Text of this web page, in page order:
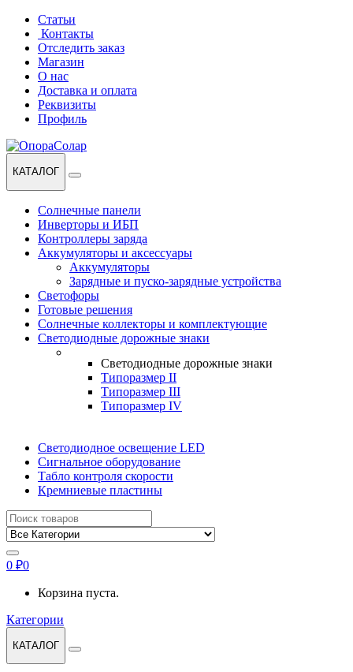
Перейти
навигации
Перейти
содержанию
Статьи
Контакты
Отследить заказ
Магазин
О нас
Доставка и оплата
Реквизиты
Профиль
КАТАЛОГ
Солнечные панели
Инверторы и ИБП
Контроллеры заряда
Аккумуляторы и аксессуары
Аккумуляторы
Зарядные и пуско-зарядные устройства
Светофоры
Готовые решения
Солнечные коллекторы и комплектующие
Светодиодные дорожные знаки
Светодиодные дорожные знаки
Типоразмер II
Типоразмер III
Типоразмер IV
Светодиодное освещение LED
Сигнальное оборудование
Табло контроля скорости
Кремниевые пластины
Найти:
0 ₽0
Корзина пуста.
Категории
КАТАЛОГ